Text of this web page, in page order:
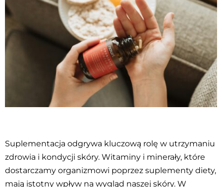
Suplementacja odgrywa kluczową rolę w utrzymaniu
zdrowia i kondycji skóry. Witaminy i minerały, które
dostarczamy organizmowi poprzez suplementy diety,
mają istotny wpływ na wygląd naszej skóry. W